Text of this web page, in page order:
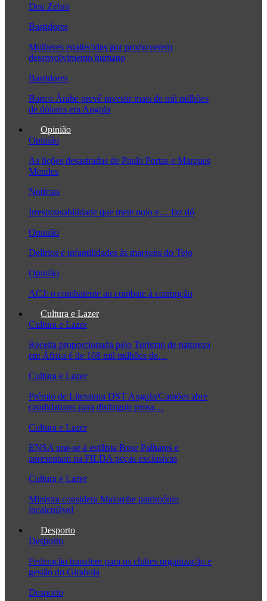
Deu Zebra
Bastidores
Mulheres enaltecidas por promoverem
desenvolvimento humano
Bastidores
Banco Árabe prevê investir mais de mil milhões
de dólares em Angola
Opinião
Opinião
As lições desastradas de Paulo Portas e Marques
Mendes
Notícias
Irresponsabilidade que mete nojo e… faz dó
Opinião
Delírios e infantilidades às margens do Tejo
Opinião
ACJ: o combatente ao combate à corrupção
Cultura e Lazer
Cultura e Lazer
Receita proporcionada pelo Turismo de natureza
em África é de 168 mil milhões de…
Cultura e Lazer
Prémio de Literatura DST Angola/Camões abre
candidaturas para distinguir prosa…
Cultura e Lazer
ENSA une-se à estilista Rose Palhares e
apresentam na FILDA peças exclusivas
Cultura e Lazer
Ministra considera Maiombe património
incalculável
Desporto
Desporto
Federação transfere para os clubes organização e
gestão do Girabola
Desporto